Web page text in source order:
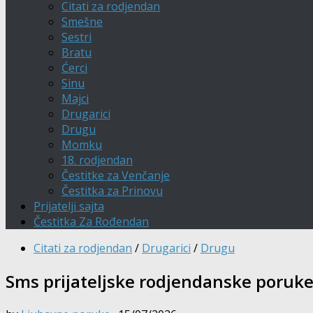
Citati za rodjendan
Smešne
Sestri
Bratu
Ćerci
Sinu
Majci
Drugarici
Drugu
Momku
18. rodjendan
Čestitke za Venčanje
Čestitka za Prinovu
Prijatelji sajta
Čestitka Za Rođendan
Citati za rodjendan / Drugarici / Drugu
Sms prijateljske rodjendanske poruke